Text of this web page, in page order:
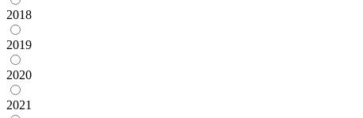
2018
2019
2020
2021